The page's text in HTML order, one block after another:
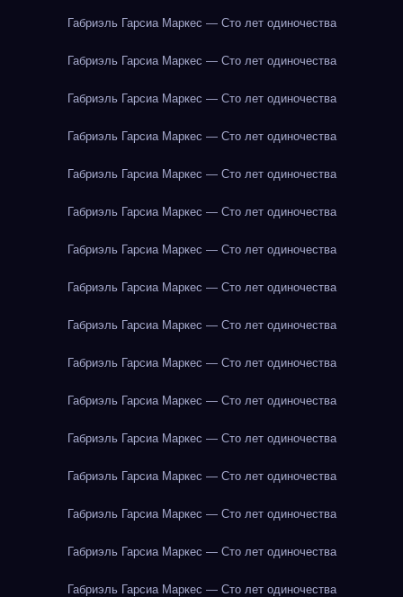
Габриэль Гарсиа Маркес — Сто лет одиночества
Габриэль Гарсиа Маркес — Сто лет одиночества
Габриэль Гарсиа Маркес — Сто лет одиночества
Габриэль Гарсиа Маркес — Сто лет одиночества
Габриэль Гарсиа Маркес — Сто лет одиночества
Габриэль Гарсиа Маркес — Сто лет одиночества
Габриэль Гарсиа Маркес — Сто лет одиночества
Габриэль Гарсиа Маркес — Сто лет одиночества
Габриэль Гарсиа Маркес — Сто лет одиночества
Габриэль Гарсиа Маркес — Сто лет одиночества
Габриэль Гарсиа Маркес — Сто лет одиночества
Габриэль Гарсиа Маркес — Сто лет одиночества
Габриэль Гарсиа Маркес — Сто лет одиночества
Габриэль Гарсиа Маркес — Сто лет одиночества
Габриэль Гарсиа Маркес — Сто лет одиночества
Габриэль Гарсиа Маркес — Сто лет одиночества